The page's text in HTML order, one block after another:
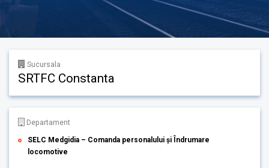
Sucursala
SRTFC Constanta
Departament
SELC Medgidia – Comanda personalului și Îndrumare
locomotive